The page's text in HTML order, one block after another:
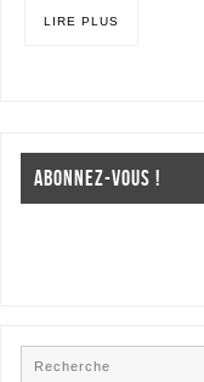
LIRE PLUS
ABONNEZ-VOUS !